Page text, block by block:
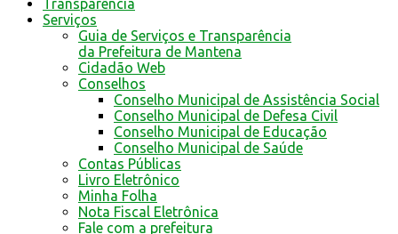
Transparência
Serviços
Guia de Serviços e Transparência
da Prefeitura de Mantena
Cidadão Web
Conselhos
Conselho Municipal de Assistência Social
Conselho Municipal de Defesa Civil
Conselho Municipal de Educação
Conselho Municipal de Saúde
Contas Públicas
Livro Eletrônico
Minha Folha
Nota Fiscal Eletrônica
Fale com a prefeitura